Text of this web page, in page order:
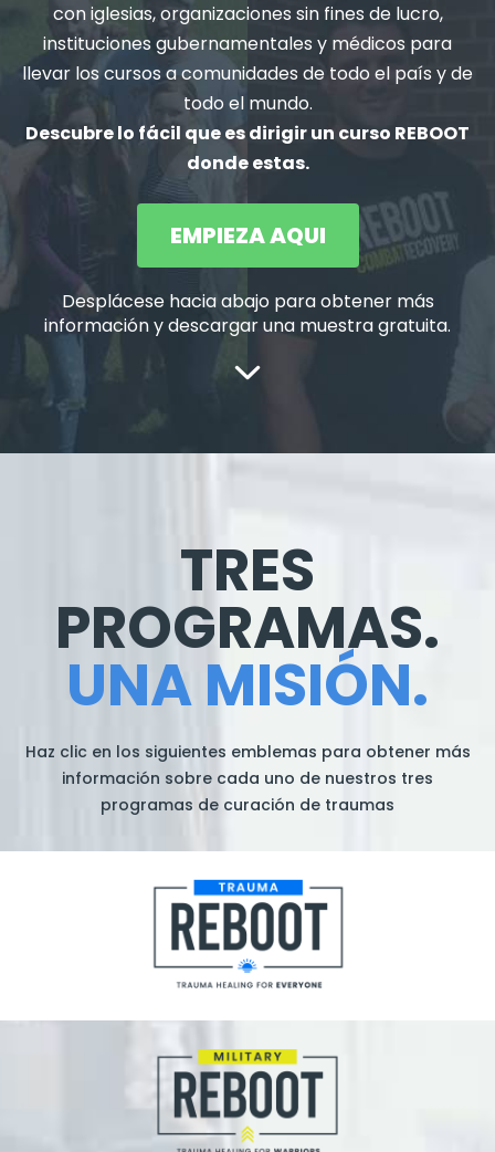
con iglesias, organizaciones sin fines de lucro,
instituciones gubernamentales y médicos para
llevar los cursos a comunidades de todo el país y de
todo el mundo.
Descubre lo fácil que es dirigir un curso REBOOT
donde estas.
EMPIEZA AQUI
Desplácese hacia abajo para obtener más
información y descargar una muestra gratuita.
TRES
PROGRAMAS.
UNA MISIÓN.
Haz clic en los siguientes emblemas para obtener más
información sobre cada uno de nuestros tres
programas de curación de traumas